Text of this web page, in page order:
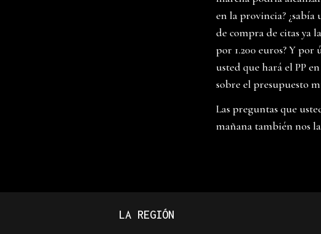
en la provincia? ¿sabía
de compra de citas ya
por 1.200 euros? Y por
usted que hará el PP
sobre el presupuesto
Las preguntas que
mañana también nos
LA REGIÓN